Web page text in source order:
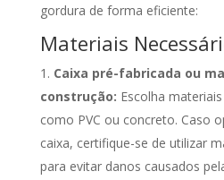
gordura de forma eficiente:
Materiais
Caixa pré-fabricada ou
construção: Escolha
como PVC ou concreto. Caso
caixa, certifique-se de utilizar
para evitar danos causados